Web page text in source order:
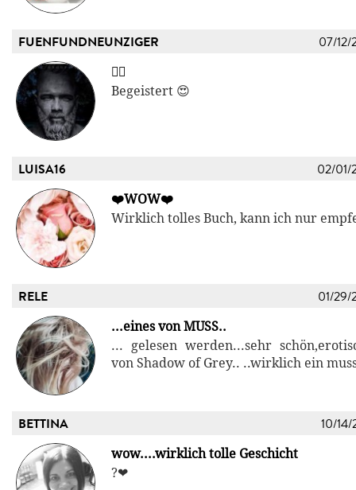
FUENFUNDNEUNZIGER 07/12/
👍🏻
Begeistert 😍
LUISA16 02/01/
❤️WOW❤️
Wirklich tolles Buch, kann ich nur
RELE 01/29/
...eines von MUSS..
... gelesen werden...sehr
von Shadow of Grey.. ..wirklich ein
BETTINA 10/14/
wow....wirklich tolle Geschicht
?❤